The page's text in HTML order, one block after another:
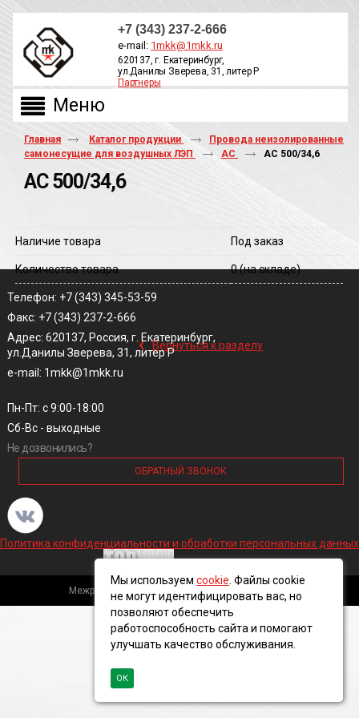
+7 (343) 237-2-666
e-mail: 1mkk@1mkk.ru
620137, г. Екатеринбург,
ул.Данилы Зверева, 31, литер Р
Партнеры
Главная Каталог продукции
Провода неизолированные
самонесущие для воздушных ЛЭП
АС АС 500/34,6
АС 500/34,6
Наличие товара Под заказ
Количество товара 0(на складе)
‹ Вернуться к разделу
Телефон: +7 (343) 345-53-59
Факс: +7 (343) 237-2-666
Адрес: 620137, Россия, г. Екатеринбург,
ул.Данилы Зверева, 31, литер Р
e-mail: 1mkk@1mkk.ru
Пн-Пт: с 9:00-18:00
Сб-Вс - выходные
Не дозвонились?
ОБРАТНЫЙ ЗВОНОК
Политика конфиденциальности и обработки персональных данных
Межрегиональная кабельная компания, 2016 ©
Мы используем cookie . Файлы cookie
не могут идентифицировать вас, но
позволяют обеспечить
работоспособность сайта и помогают
улучшать качество обслуживания.
ОК